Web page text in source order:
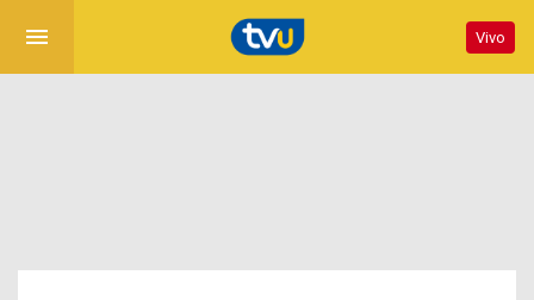
menu Vivo